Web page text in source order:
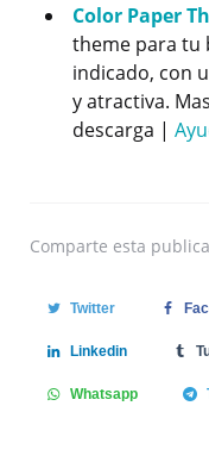
Color Paper
theme para tu
indicado, con
y atractiva.
descarga |
Comparte esta
Twitter
Linkedin
Whatsapp